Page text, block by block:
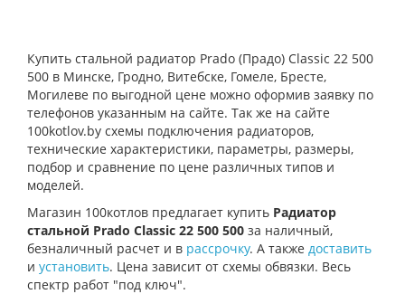
Купить стальной радиатор Prado (Прадо) Classic 22 500
500 в Минске, Гродно, Витебске, Гомеле, Бресте,
Могилеве по выгодной цене можно оформив заявку по
телефонов указанным на сайте. Так же на сайте
100kotlov.by схемы подключения радиаторов,
технические характеристики, параметры, размеры,
подбор и сравнение по цене различных типов и
моделей.
Магазин 100котлов предлагает купить Радиатор
стальной Prado Classic 22 500 500 за наличный,
безналичный расчет и в рассрочку. А также доставить
и установить. Цена зависит от схемы обвязки. Весь
спектр работ "под ключ".